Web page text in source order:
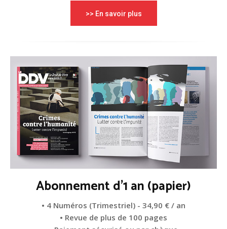
>> En savoir plus
Abonnement d'1 an (papier)
• 4 Numéros (Trimestriel) - 34,90 € / an
• Revue de plus de 100 pages